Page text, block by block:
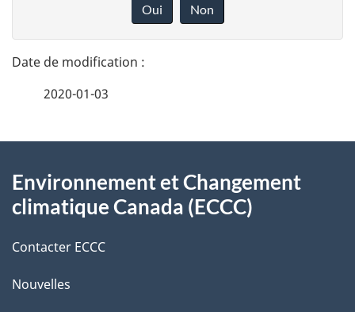
t
a
l
s
d
e
l
n
o
t
r
r
t
Oui Non
2020-01-03
propos
de
ce
site
Environnement et Changement
climatique Canada (ECCC)
Contacter ECCC
Nouvelles